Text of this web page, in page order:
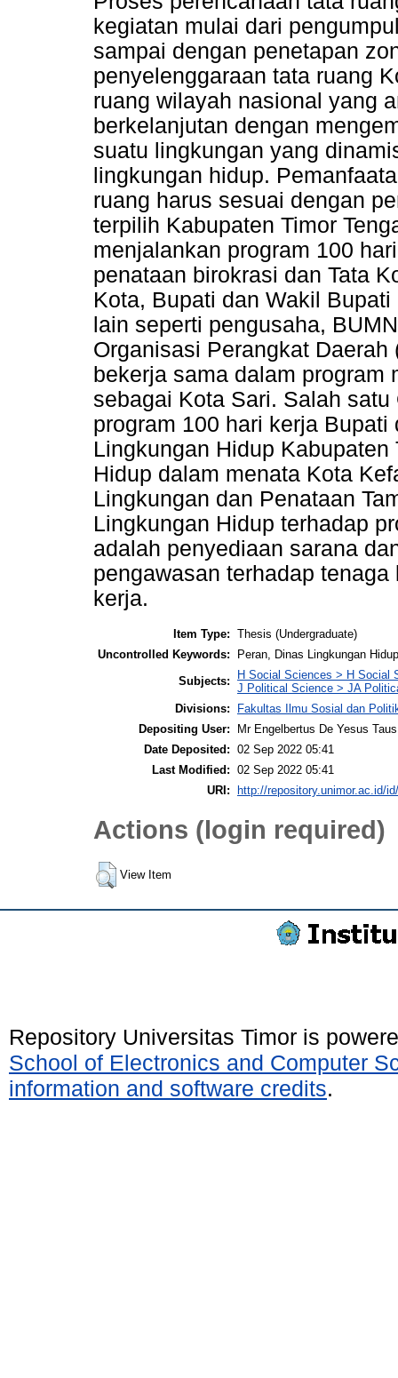
kegiatan mulai dari
sampai dengan penetapan
penyelenggaraan tata ruang
ruang wilayah nasional yang
berkelanjutan dengan
suatu lingkungan yang
lingkungan hidup.
ruang harus sesuai dengan
terpilih Kabupaten Timor
menjalankan program 100
penataan birokrasi dan Tata
Kota, Bupati dan Wakil
lain seperti pengusaha,
Organisasi Perangkat
bekerja sama dalam program
sebagai Kota Sari. Salah
program 100 hari kerja
Lingkungan Hidup
Hidup dalam menata Kota
Lingkungan dan Penataan
Lingkungan Hidup terhadap
adalah penyediaan sarana
pengawasan terhadap
kerja.
Item Type: Thesis (Undergraduate)
Uncontrolled Keywords:
Peran, Dinas Lingkungan
Subjects:
H Social Sciences > H Social
J Political Science > JA
Divisions:
Fakultas Ilmu Sosial dan
Depositing User:
Mr Engelbertus De Yesus Taus
Date Deposited: 02 Sep 2022 05:41
Last Modified: 02 Sep 2022 05:41
URI:
http://repository.unimor.ac.id/
Actions (login required)
View Item
Repository Universitas Timor is
School of Electronics and Computer
information and software credits.